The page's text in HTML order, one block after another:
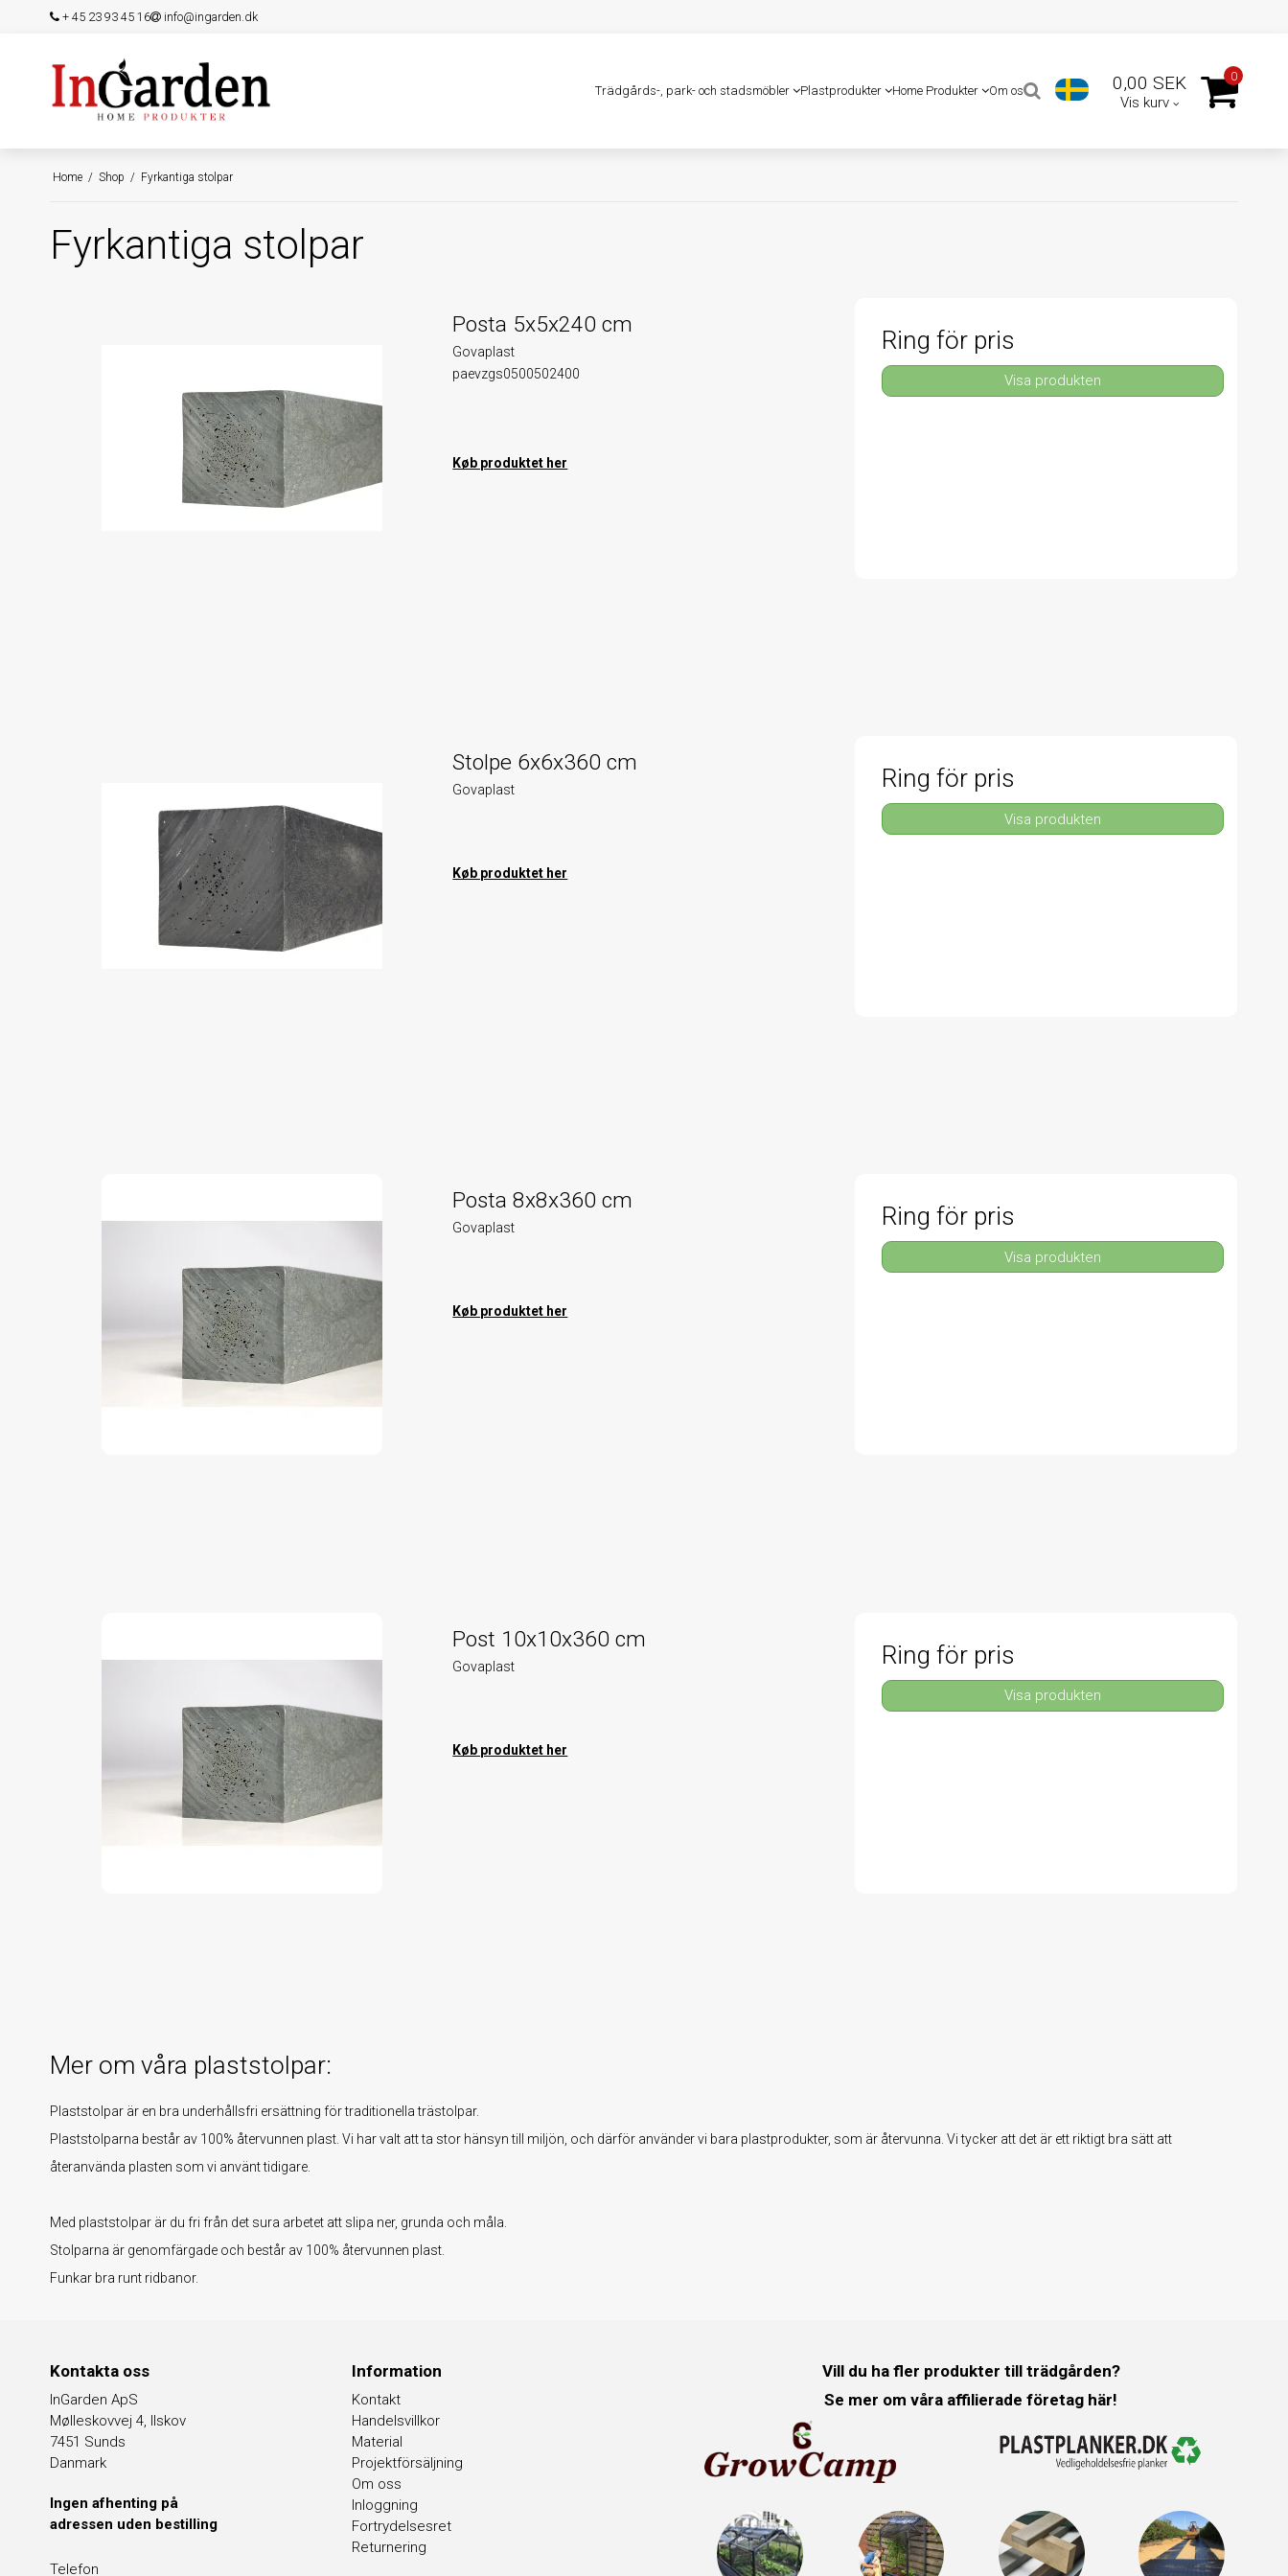
+ 45 23 93 45 16 info@ingarden.dk
Trädgårds-, park- och stadsmöbler Plastprodukter Home Produkter Om os 0,00 SEK
Vis kurv
0
Home / Shop / Fyrkantiga stolpar
Fyrkantiga stolpar
Posta 5x5x240 cm
Govaplast
paevzgs0500502400
Køb produktet her
Ring för pris
Visa produkten
Stolpe 6x6x360 cm
Govaplast
Køb produktet her
Ring för pris
Visa produkten
Posta 8x8x360 cm
Govaplast
Køb produktet her
Ring för pris
Visa produkten
Post 10x10x360 cm
Govaplast
Køb produktet her
Ring för pris
Visa produkten
Mer om våra plaststolpar:
Plaststolpar är en bra underhållsfri ersättning för traditionella trästolpar.
Plaststolparna består av 100% återvunnen plast. Vi har valt att ta stor hänsyn till miljön, och därför använder vi bara plastprodukter, som är återvunna. Vi tycker att det är ett riktigt bra sätt att
återanvända plasten som vi använt tidigare.
Med plaststolpar är du fri från det sura arbetet att slipa ner, grunda och måla.
Stolparna är genomfärgade och består av 100% återvunnen plast.
Funkar bra runt ridbanor.
Kontakta oss
InGarden ApS
Mølleskovvej 4, Ilskov
7451 Sunds
Danmark
Ingen afhenting på
adressen uden bestilling
Telefon
Information
Kontakt
Handelsvillkor
Material
Projektförsäljning
Om oss
Inloggning
Fortrydelsesret
Returnering
Vill du ha fler produkter till trädgården?
Se mer om våra affilierade företag här!